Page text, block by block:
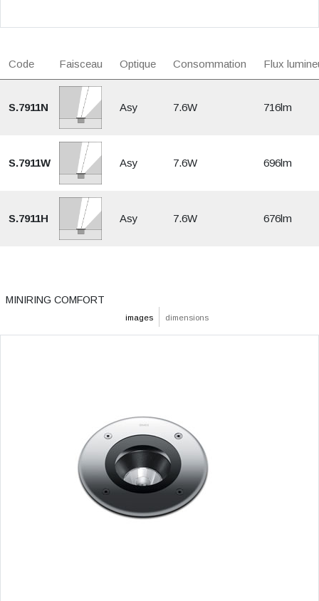
Code Faisceau Optique Consommation Flux
S.7911N Asy 7.6W 716lm
S.7911W Asy 7.6W 696lm
S.7911H Asy 7.6W 676lm
images dimensions
MINIRING COMFORT